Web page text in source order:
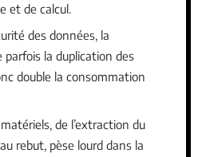
et de calcul.
des données, la
parfois la duplication des
double la consommation
de l’extraction du
rebut, pèse lourd dans la